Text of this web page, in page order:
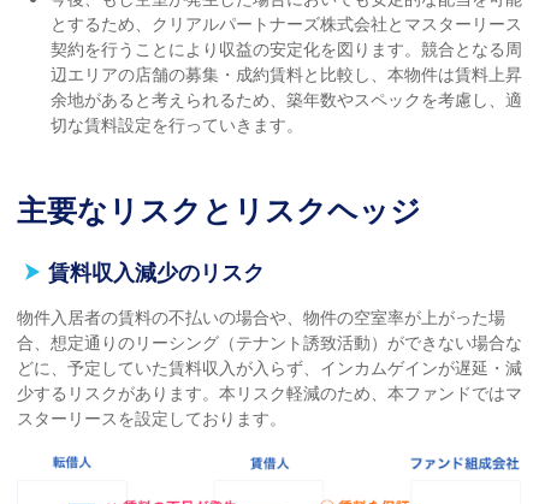
とするため、クリアルパートナーズ株式会社とマスターリース
契約を行うことにより収益の安定化を図ります。競合となる周
辺エリアの店舗の募集・成約賃料と比較し、本物件は賃料上昇
余地があると考えられるため、築年数やスペックを考慮し、適
切な賃料設定を行っていきます。
主要なリスクとリスクヘッジ
賃料収入減少のリスク
物件入居者の賃料の不払いの場合や、物件の空室率が上がった場
合、想定通りのリーシング（テナント誘致活動）ができない場合な
どに、予定していた賃料収入が入らず、インカムゲインが遅延・減
少するリスクがあります。本リスク軽減のため、本ファンドではマ
スターリースを設定しております。